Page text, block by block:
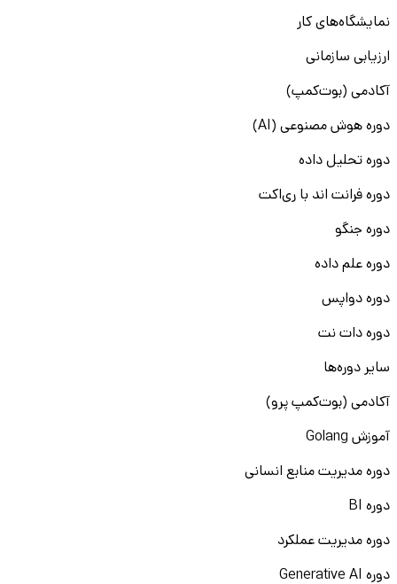
نمایشگاه‌های کار
ارزیابی سازمانی
آکادمی (بوت‌کمپ)
دوره هوش مصنوعی (AI)
دوره تحلیل داده
دوره فرانت اند با ری‌اکت
دوره جنگو
دوره علم داده
دوره دواپس
دوره دات نت
سایر دوره‌ها
آکادمی (بوت‌کمپ پرو)
آموزش Golang
دوره مدیریت منابع انسانی
دوره BI
دوره مدیریت عملکرد
دوره Generative AI